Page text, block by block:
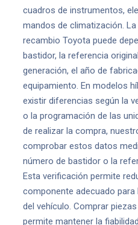
cuadros de instrumentos,
mandos de climatización.
recambio Toyota puede
bastidor, la referencia
generación, el año de
equipamiento. En modelos
existir diferencias según la
o la programación de las
de realizar la compra,
comprobar estos datos
número de bastidor o la
Esta verificación permite
componente adecuado
del vehículo. Comprar
permite mantener la